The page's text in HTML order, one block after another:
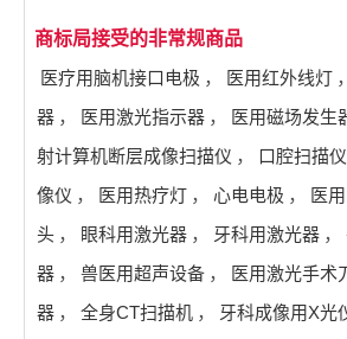
商标局接受的非常规商品
医疗用脑机接口电极 ， 医用红外线灯 ，
器 ， 医用激光指示器 ， 医用磁场发生
射计算机断层成像扫描仪 ， 口腔扫描仪
像仪 ， 医用热疗灯 ， 心电电极 ， 医
头 ， 眼科用激光器 ， 牙科用激光器 ，
器 ， 兽医用超声设备 ， 医用激光手术
器 ， 全身CT扫描机 ， 牙科成像用X光